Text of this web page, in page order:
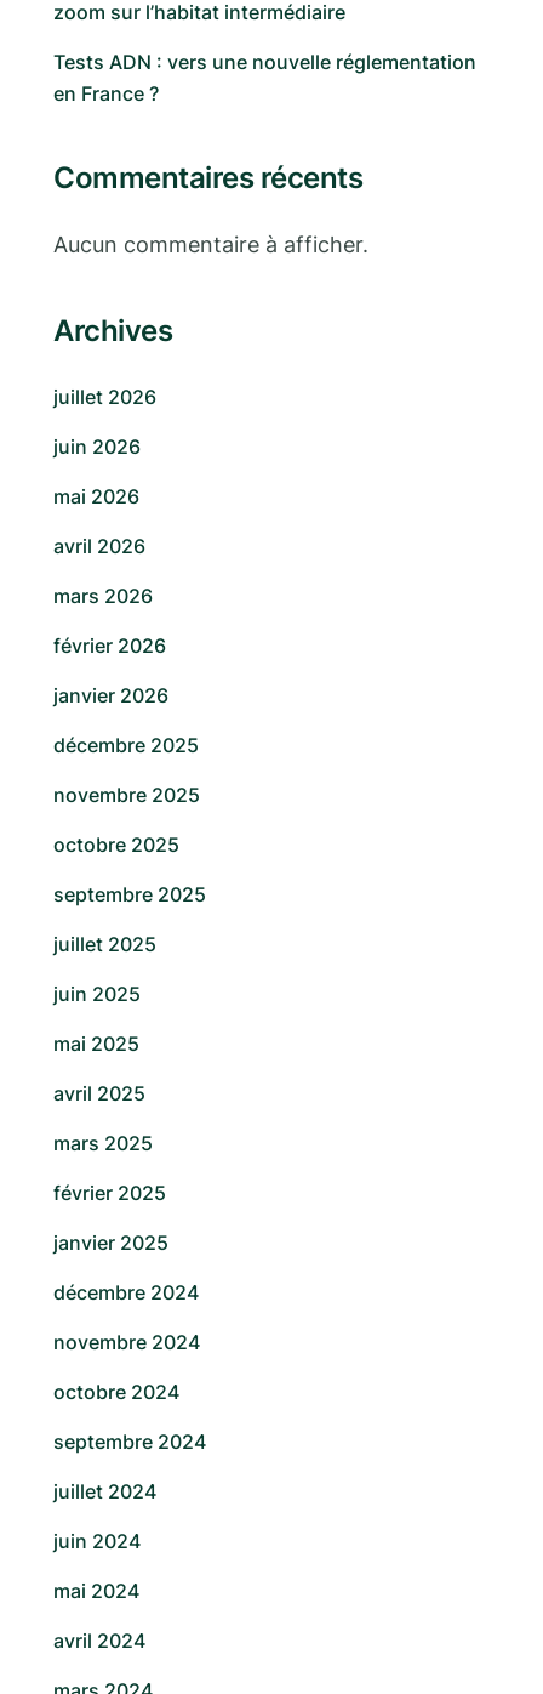
zoom sur l’habitat intermédiaire
Tests ADN : vers une nouvelle réglementation
en France ?
Commentaires récents
Aucun commentaire à afficher.
Archives
juillet 2026
juin 2026
mai 2026
avril 2026
mars 2026
février 2026
janvier 2026
décembre 2025
novembre 2025
octobre 2025
septembre 2025
juillet 2025
juin 2025
mai 2025
avril 2025
mars 2025
février 2025
janvier 2025
décembre 2024
novembre 2024
octobre 2024
septembre 2024
juillet 2024
juin 2024
mai 2024
avril 2024